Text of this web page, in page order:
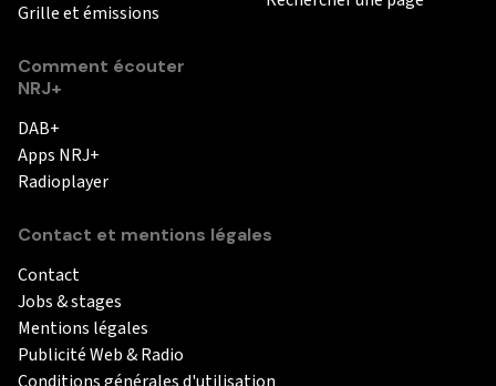
Grille et émissions
Comment écouter
NRJ+
DAB+
Apps NRJ+
Radioplayer
Contact et mentions légales
Contact
Jobs & stages
Mentions légales
Publicité Web & Radio